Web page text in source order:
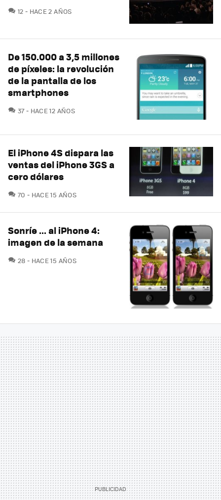
12 COMENTARIOS
HACE 2 AÑOS
De 150.000 a 3,5 millones
de píxeles: la revolución
de la pantalla de los
smartphones
37COMENTARIOS
HACE 12 AÑOS
El iPhone 4S dispara las
ventas del iPhone 3GS a
cero dólares
70 COMENTARIOS
HACE 15 AÑOS
Sonríe ... al iPhone 4:
imagen de la semana
28 COMENTARIOS
HACE 15 AÑOS